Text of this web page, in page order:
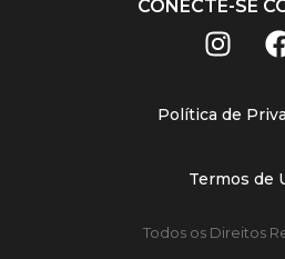
CONECTE-SE
Política de
Termos de
Todos os Direitos